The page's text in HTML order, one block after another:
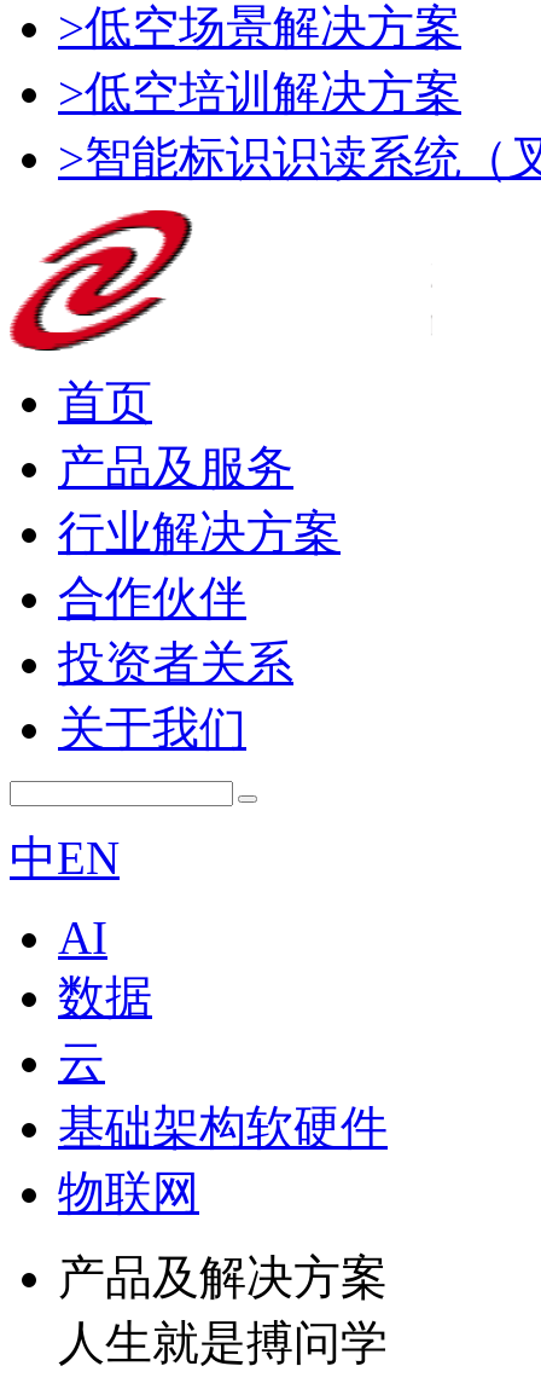
>低空场景解决方案
>低空培训解决方案
>智能标识识读系统（
首页
产品及服务
行业解决方案
合作伙伴
投资者关系
关于我们
中EN
AI
数据
云
基础架构软硬件
物联网
产品及解决方案
人生就是搏问学